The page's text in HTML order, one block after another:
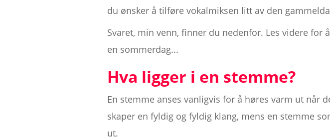
du ønsker å tilføre vokalmiksen litt av den
Svaret, min venn, finner du nedenfor. Les videre
en sommerdag...
Hva ligger i en stemme?
En stemme anses vanligvis for å høres varm ut når
skaper en fyldig og fyldig klang, mens en stemme
ut.